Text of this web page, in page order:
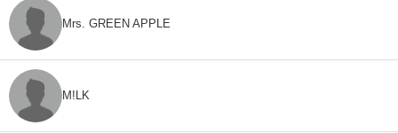
Mrs. GREEN APPLE
M!LK